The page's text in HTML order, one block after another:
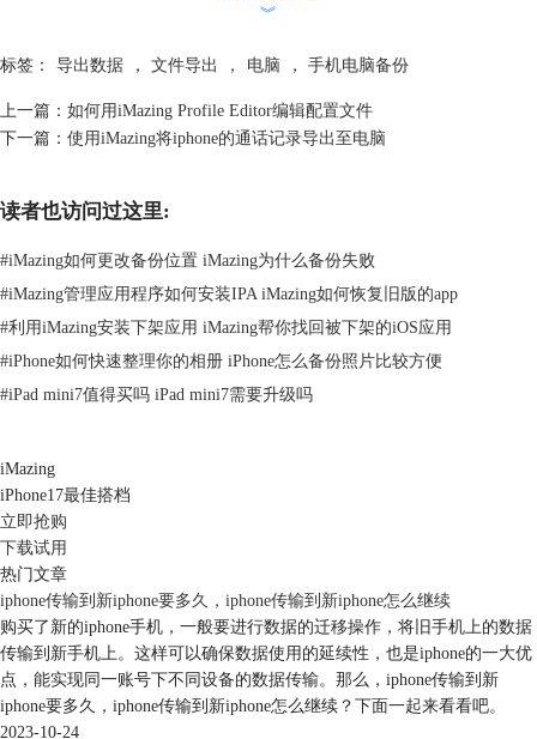
图2：电视管理界面
住“CTRL”键进行多选操作。接着在右下角点击“导出至文件夹”或鼠标右
键菜单点击“导出至文件夹”，如图3所示。
︾
标签： 导出数据 ， 文件导出 ， 电脑 ， 手机电脑备份
上一篇： 如何用iMazing Profile Editor编辑配置文件
下一篇： 使用iMazing将iphone的通话记录导出至电脑
读者也访问过这里:
#iMazing如何更改备份位置 iMazing为什么备份失败
#iMazing管理应用程序如何安装IPA iMazing如何恢复旧版的app
#利用iMazing安装下架应用 iMazing帮你找回被下架的iOS应用
#iPhone如何快速整理你的相册 iPhone怎么备份照片比较方便
#iPad mini7值得买吗 iPad mini7需要升级吗
iMazing
iPhone17最佳搭档
立即抢购
下载试用
热门文章
iphone传输到新iphone要多久，iphone传输到新iphone怎么继续
购买了新的iphone手机，一般要进行数据的迁移操作，将旧手机上的数据
传输到新手机上。这样可以确保数据使用的延续性，也是iphone的一大优
点，能实现同一账号下不同设备的数据传输。那么，iphone传输到新
iphone要多久，iphone传输到新iphone怎么继续？下面一起来看看吧。
2023-10-24